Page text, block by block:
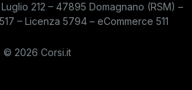
212 – 47895 Domagnano (RSM) –
– Licenza 5794 – eCommerce 511
© 2026 Corsi.it